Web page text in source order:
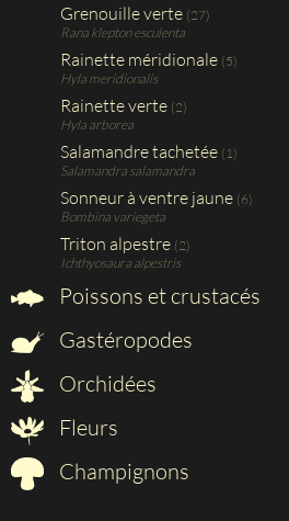
Grenouille verte (27)
Rana klepton esculenta
Rainette méridionale (5)
Hyla meridionalis
Rainette verte (2)
Hyla arborea
Salamandre tachetée (1)
Salamandra salamandra
Sonneur à ventre jaune (6)
Bombina variegeta
Triton alpestre (2)
Ichthyosaura alpestris
Poissons et crustacés
Gastéropodes
Orchidées
Fleurs
Champignons